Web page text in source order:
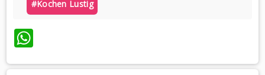
#kochen Lustig
WhatsApp